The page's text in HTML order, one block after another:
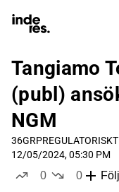
Tangiamo
(publ)
NGM
36GRP
12/05/2024, 05:30 PM
0
0
Följ